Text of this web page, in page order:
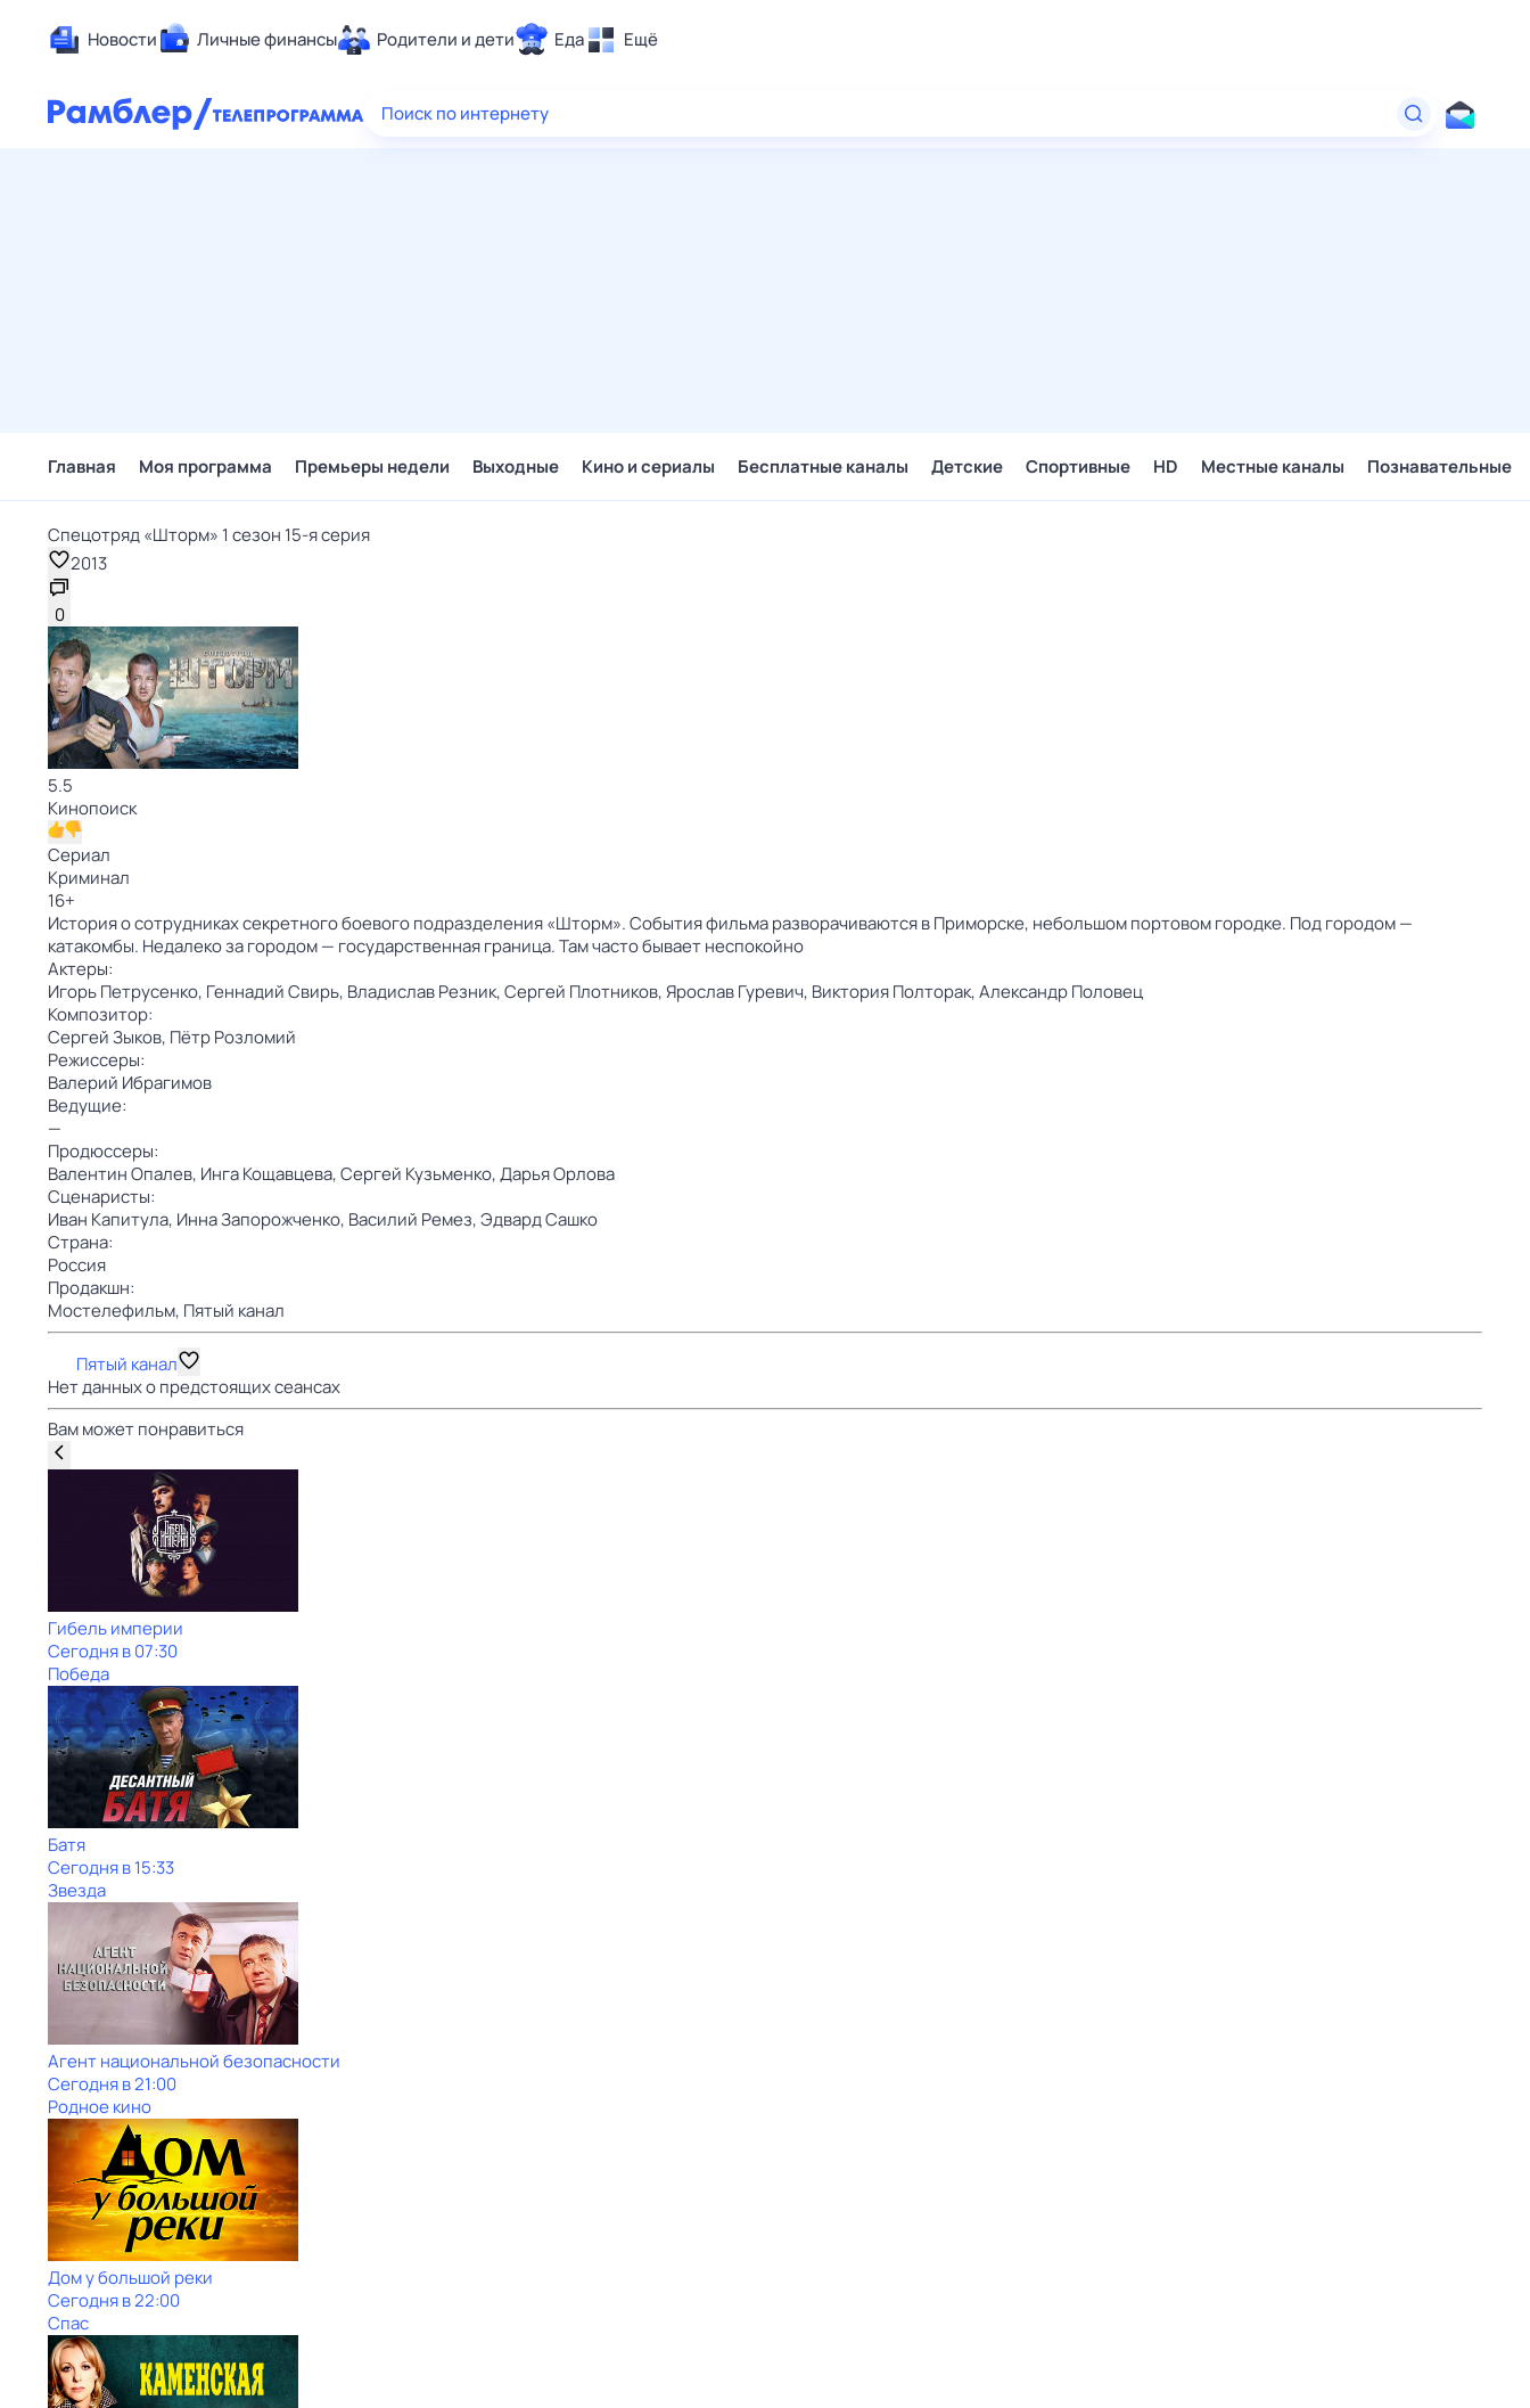
Новости Личные финансы Родители и дети Еда Ещё
Здоровье
Поиск по интернету
Главная Моя программа Премьеры недели Выходные Кино и сериалы Бесплатные каналы Детские Спортивные HD Местные каналы Познавательные
Спецотряд «Шторм» 1 сезон 15-я серия
2013
0
5.5
Кинопоиск
Сериал
Криминал
16+
История о сотрудниках секретного боевого подразделения «Шторм». События фильма разворачиваются в Приморске, небольшом портовом городке. Под городом —
катакомбы. Недалеко за городом — государственная граница. Там часто бывает неспокойно
Актеры:
Игорь Петрусенко, Геннадий Свирь, Владислав Резник,Сергей Плотников,Ярослав Гуревич, Виктория Полторак,Александр Половец
Композитор:
Сергей Зыков, Пётр Розломий
Режиссеры:
Валерий Ибрагимов
Ведущие:
—
Продюссеры:
Валентин Опалев, Инга Кощавцева,Сергей Кузьменко,Дарья Орлова
Сценаристы:
Иван Капитула, Инна Запорожченко, Василий Ремез,Эдвард Сашко
Страна:
Россия
Продакшн:
Мостелефильм, Пятый канал
Пятый канал
Нет данных о предстоящих сеансах
Вам может понравиться
Гибель империи
Сегодня в 07:30
Победа
Батя
Сегодня в 15:33
Звезда
Агент национальной безопасности
Сегодня в 21:00
Родное кино
Дом у большой реки
Сегодня в 22:00
Спас